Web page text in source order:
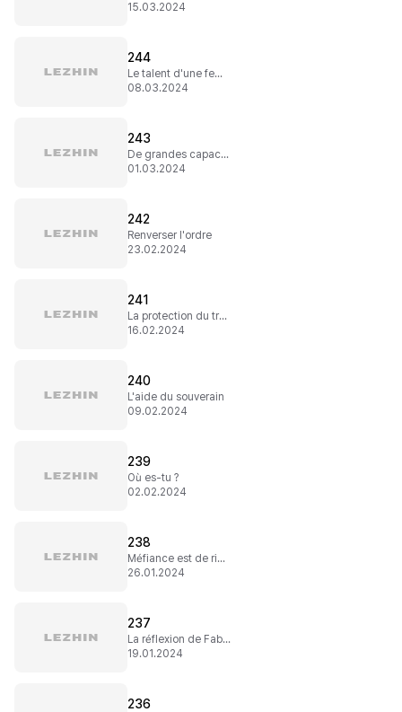
15.03.2024
244
Le talent d'une femme
08.03.2024
243
De grandes capacités
01.03.2024
242
Renverser l'ordre
23.02.2024
241
La protection du trône
16.02.2024
240
L'aide du souverain
09.02.2024
239
Où es-tu ?
02.02.2024
238
Méfiance est de rigueur !
26.01.2024
237
La réflexion de Fabio
19.01.2024
236